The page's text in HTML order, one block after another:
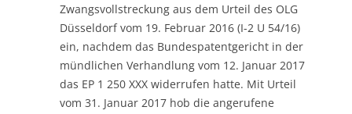
Zwangsvollstreckung aus dem Urteil des OLG
Düsseldorf vom 19. Februar 2016 (I-2 U 54/16)
ein, nachdem das Bundespatentgericht in der
mündlichen Verhandlung vom 12. Januar 2017
das EP 1 250 XXX widerrufen hatte. Mit Urteil
vom 31. Januar 2017 hob die angerufene